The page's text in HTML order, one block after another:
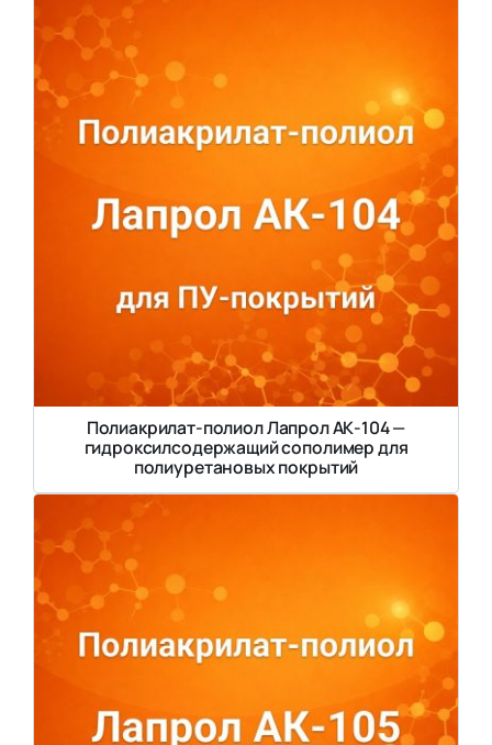
Полиакрилат-полиол Лапрол АК-104 —
гидроксилсодержащий сополимер для
полиуретановых покрытий